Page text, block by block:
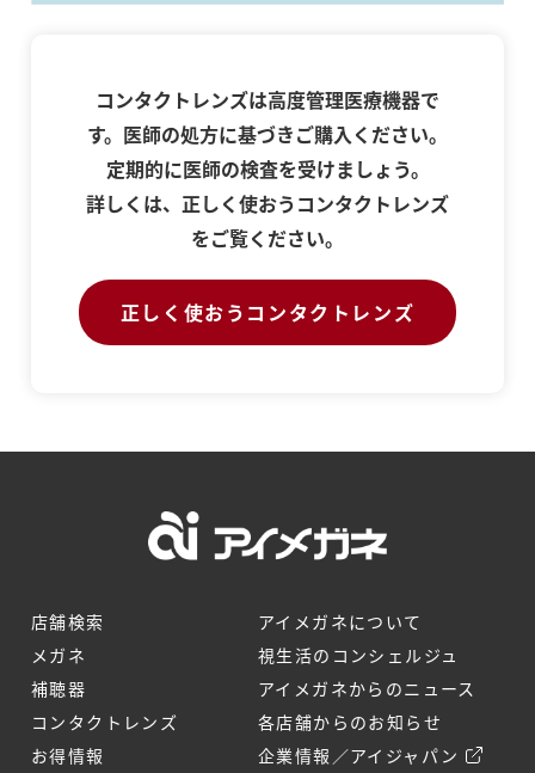
コンタクトレンズは高度管理医療機器で
す。医師の処方に基づきご購入ください。
定期的に医師の検査を受けましょう。
詳しくは、正しく使おうコンタクトレンズ
をご覧ください。
正しく使おうコンタクトレンズ
店舗検索
メガネ
補聴器
コンタクトレンズ
お得情報
アイメガネについて
視生活のコンシェルジュ
アイメガネからのニュース
各店舗からのお知らせ
企業情報／アイジャパン